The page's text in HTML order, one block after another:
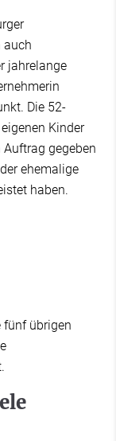
auch
jahrelange
Die 52-
Kinder
gegeben
ehemalige
haben.
fünf übrigen